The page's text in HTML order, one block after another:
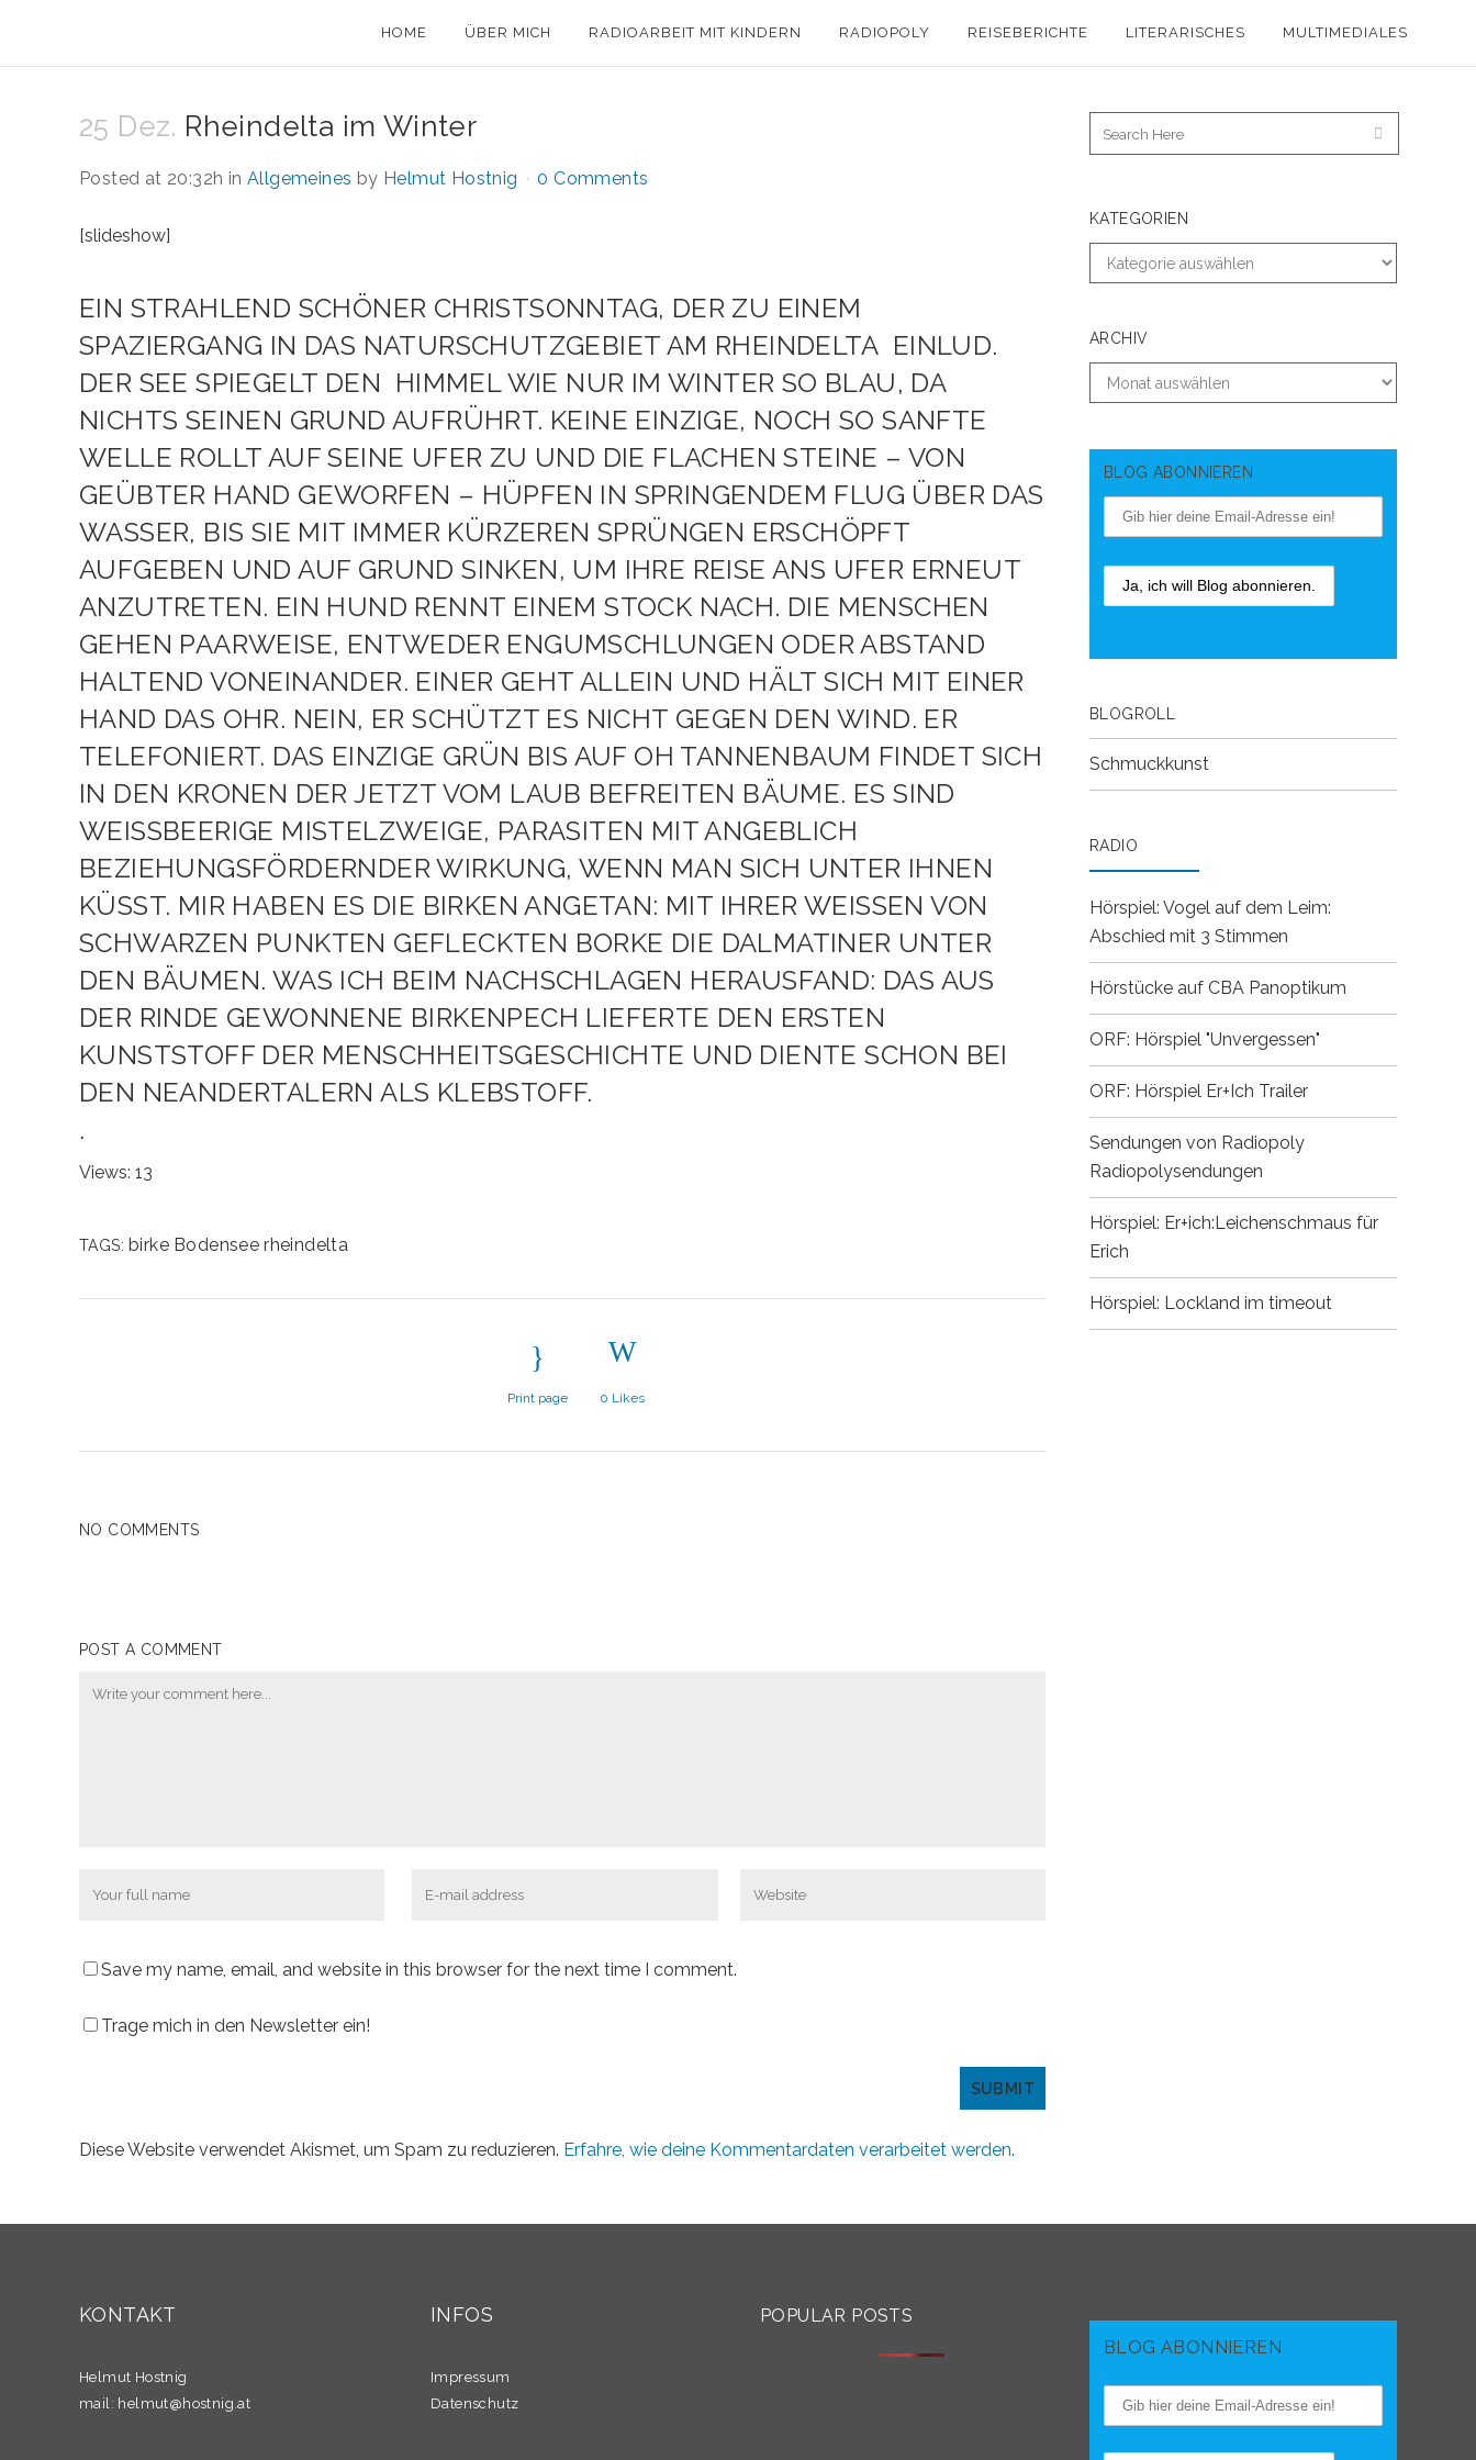
HOME ÜBER MICH RADIOARBEIT MIT KINDERN RADIOPOLY REISEBERICHTE LITERARISCHES MULTIMEDIALES
25 Dez. Rheindelta im Winter
Posted at 20:32h inAllgemeines by Helmut Hostnig 0 Comments
[slideshow]
EIN STRAHLEND SCHÖNER CHRISTSONNTAG, DER ZU EINEM
SPAZIERGANG IN DAS NATURSCHUTZGEBIET AM RHEINDELTA EINLUD.
DER SEE SPIEGELT DEN HIMMEL WIE NUR IM WINTER SO BLAU, DA
NICHTS SEINEN GRUND AUFRÜHRT. KEINE EINZIGE, NOCH SO SANFTE
WELLE ROLLT AUF SEINE UFER ZU UND DIE FLACHEN STEINE – VON
GEÜBTER HAND GEWORFEN – HÜPFEN IN SPRINGENDEM FLUG ÜBER DAS
WASSER, BIS SIE MIT IMMER KÜRZEREN SPRÜNGEN ERSCHÖPFT
AUFGEBEN UND AUF GRUND SINKEN, UM IHRE REISE ANS UFER ERNEUT
ANZUTRETEN. EIN HUND RENNT EINEM STOCK NACH. DIE MENSCHEN
GEHEN PAARWEISE, ENTWEDER ENGUMSCHLUNGEN ODER ABSTAND
HALTEND VONEINANDER. EINER GEHT ALLEIN UND HÄLT SICH MIT EINER
HAND DAS OHR. NEIN, ER SCHÜTZT ES NICHT GEGEN DEN WIND. ER
TELEFONIERT. DAS EINZIGE GRÜN BIS AUF OH TANNENBAUM FINDET SICH
IN DEN KRONEN DER JETZT VOM LAUB BEFREITEN BÄUME. ES SIND
WEISSBEERIGE MISTELZWEIGE, PARASITEN MIT ANGEBLICH B
EZIEHUNGSFÖRDERNDER WIRKUNG, WENN MAN SICH UNTER IHNEN K
ÜSST. MIR HABEN ES DIE BIRKEN ANGETAN: MIT IHRER WEISSEN VON SC
HWARZEN PUNKTEN GEFLECKTEN BORKE DIE DALMATINER UNTER DE
N BÄUMEN. WAS ICH BEIM NACHSCHLAGEN HERAUSFAND: DAS AUS DE
R RINDE GEWONNENE BIRKENPECH LIEFERTE DEN ERSTEN KU
NSTSTOFF DER MENSCHHEITSGESCHICHTE UND DIENTE SCHON BEI DE
N NEANDERTALERN ALS KLEBSTOFF.
.
Views: 13
TAGS: birke Bodensee rheindelta
Print page 0 Likes
NO COMMENTS
POST A COMMENT
Save my name, email, and website in this browser for the next time I comment.
Trage mich in den Newsletter ein!
Diese Website verwendet Akismet, um Spam zu reduzieren. Erfahre, wie deine Kommentardaten verarbeitet werden.
KATEGORIEN
ARCHIV
BLOG ABONNIEREN
BLOGROLL
Schmuckkunst
RADIO
Hörspiel: Vogel auf dem Leim:
Abschied mit 3 Stimmen
Hörstücke auf CBA Panoptikum
ORF: Hörspiel "Unvergessen"
ORF: Hörspiel Er+Ich Trailer
Sendungen von Radiopoly
Radiopolysendungen
Hörspiel: Er+ich:Leichenschmaus für
Erich
Hörspiel: Lockland im timeout
KONTAKT
Helmut Hostnig
mail: helmut@hostnig.at
INFOS
Impressum
Datenschutz
POPULAR POSTS
BLOG ABONNIEREN